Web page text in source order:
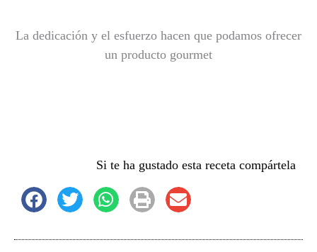
La dedicación y el esfuerzo hacen que podamos ofrecer
un producto gourmet
Si te ha gustado esta receta compártela